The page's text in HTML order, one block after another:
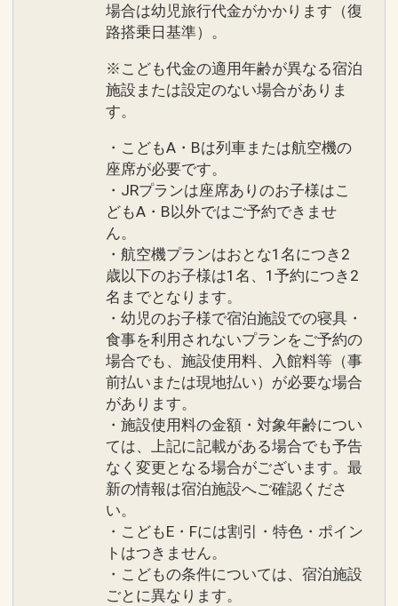
場合は幼児旅行代金がかかります（復
路搭乗日基準）。
※こども代金の適用年齢が異なる宿泊
施設または設定のない場合がありま
す。
・こどもA・Bは列車または航空機の
座席が必要です。
・JRプランは座席ありのお子様はこ
どもA・B以外ではご予約できませ
ん。
・航空機プランはおとな1名につき2
歳以下のお子様は1名、1予約につき2
名までとなります。
・幼児のお子様で宿泊施設での寝具・
食事を利用されないプランをご予約の
場合でも、施設使用料、入館料等（事
前払いまたは現地払い）が必要な場合
があります。
・施設使用料の金額・対象年齢につい
ては、上記に記載がある場合でも予告
なく変更となる場合がございます。最
新の情報は宿泊施設へご確認くださ
い。
・こどもE・Fには割引・特色・ポイン
トはつきません。
・こどもの条件については、宿泊施設
ごとに異なります。